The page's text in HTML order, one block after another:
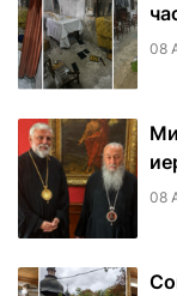
08
08